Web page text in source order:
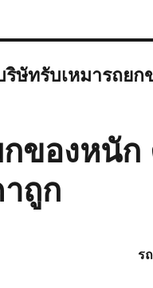
ริษัทรับเหมารถยก
ของหนัก
ถูก
ร